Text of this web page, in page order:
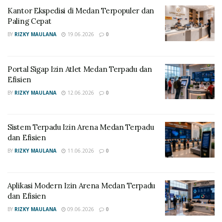
(LIB).
RELATED POSTS
Cepat
Portal Sigap Izin Atlet Medan Terpadu dan Efisien
Pemain Bintang
Proses penentuan nilai kontrak pemain melibatkan
pada batasan anggaran ( budget cap) agar tidak terjadi
krisis finansial di tengah musim. Gaji pemain bintang
sering kali memiliki struktur yang kompleks, termasuk
Kantor Ekspedisi di Medan Terpopuler dan
Paling Cepat
BY RIZKY MAULANA 19.06.2026 0
Portal Sigap Izin Atlet Medan Terpadu dan
Efisien
BY RIZKY MAULANA 12.06.2026 0
Sistem Terpadu Izin Arena Medan Terpadu
dan Efisien
BY RIZKY MAULANA 11.06.2026 0
Aplikasi Modern Izin Arena Medan Terpadu
dan Efisien
BY RIZKY MAULANA 09.06.2026 0